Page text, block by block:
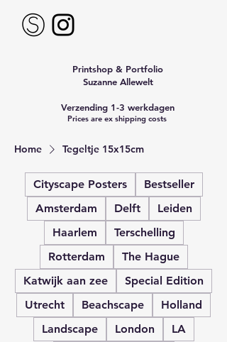
Printshop & Portfolio
Suzanne Allewelt
Verzending 1-3 werkdagen
Prices are ex shipping costs
Home Tegeltje 15x15cm
Cityscape Posters
Bestseller
Amsterdam
Delft
Leiden
Haarlem
Terschelling
Rotterdam
The Hague
Katwijk aan zee
Special Edition
Utrecht
Beachscape
Holland
Landscape
London
LA